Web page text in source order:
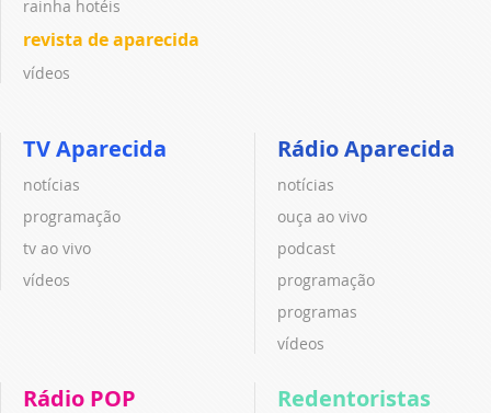
rainha hotéis
revista de aparecida
vídeos
TV Aparecida
notícias
programação
tv ao vivo
vídeos
Rádio Aparecida
notícias
ouça ao vivo
podcast
programação
programas
vídeos
Rádio POP Redentoristas